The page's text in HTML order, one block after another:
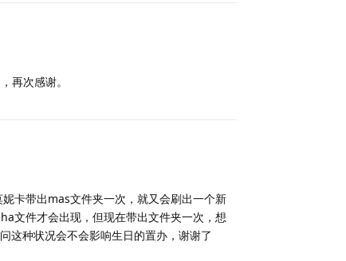
再次感谢。
卡带出mas文件夹一次，就又会刷出一个新
文件才会出现，但现在带出文件夹一次，想
这种状况会不会影响生日的置办，谢谢了